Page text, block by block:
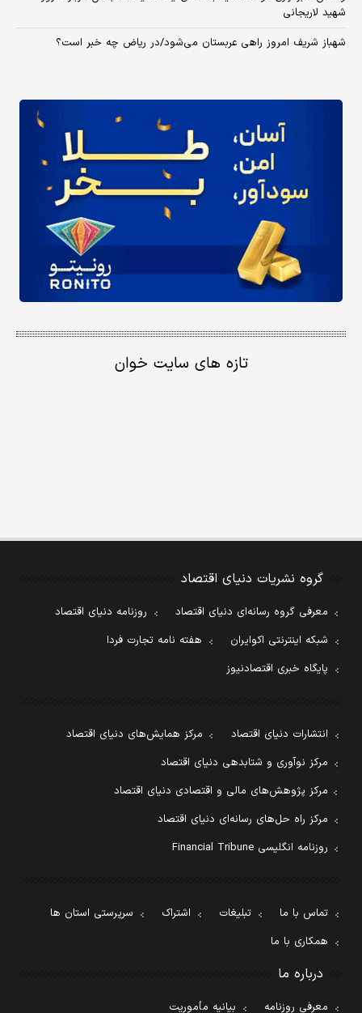
شهید لاریجانی
شهباز شریف امروز راهی عربستان می‌شود/در ریاض چه خبر است؟
تازه های سایت خوان
گروه نشریات دنیای اقتصاد
معرفی گروه رسانه‌ای دنیای اقتصاد
روزنامه دنیای اقتصاد
شبکه اینترنتی اکوایران
هفته نامه تجارت فردا
پایگاه خبری اقتصادنیوز
انتشارات دنیای اقتصاد
مرکز همایش‌های دنیای اقتصاد
مرکز نوآوری و شتابدهی دنیای اقتصاد
مرکز پژوهش‌های مالی و اقتصادی دنیای اقتصاد
مرکز راه حل‌های رسانه‌ای دنیای اقتصاد
روزنامه انگلیسی Financial Tribune
تماس با ما تبلیغات اشتراک
سرپرستی استان ها
همکاری با ما
درباره ما
معرفی روزنامه بیانیه مأموریت